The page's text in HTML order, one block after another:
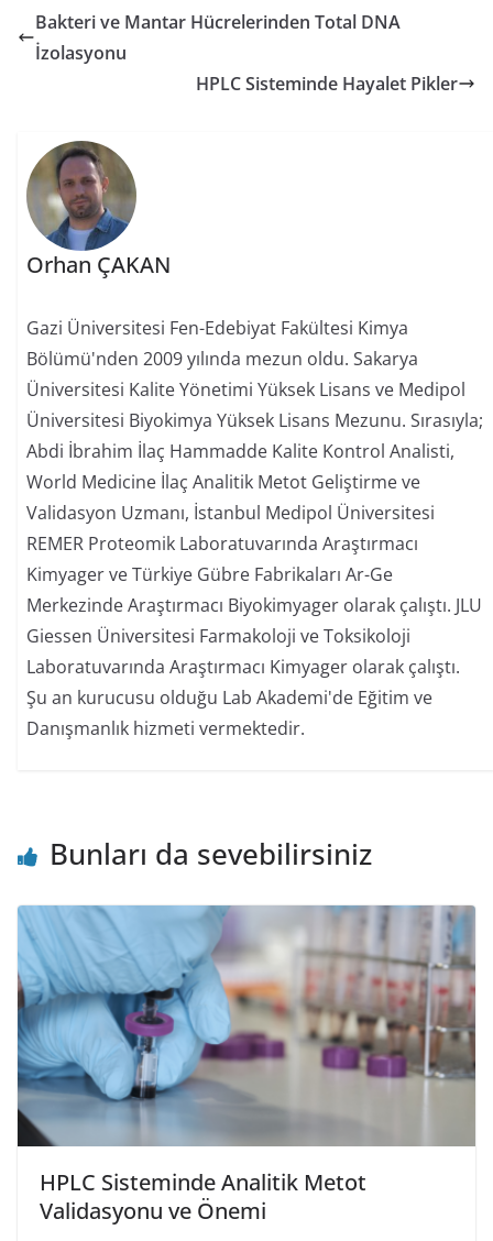
Bakteri ve Mantar Hücrelerinden Total DNA
İzolasyonu
HPLC Sisteminde Hayalet Pikler
Orhan ÇAKAN
Gazi Üniversitesi Fen-Edebiyat Fakültesi Kimya
Bölümü'nden 2009 yılında mezun oldu. Sakarya
Üniversitesi Kalite Yönetimi Yüksek Lisans ve Medipol
Üniversitesi Biyokimya Yüksek Lisans Mezunu. Sırasıyla;
Abdi İbrahim İlaç Hammadde Kalite Kontrol Analisti,
World Medicine İlaç Analitik Metot Geliştirme ve
Validasyon Uzmanı, İstanbul Medipol Üniversitesi
REMER Proteomik Laboratuvarında Araştırmacı
Kimyager ve Türkiye Gübre Fabrikaları Ar-Ge
Merkezinde Araştırmacı Biyokimyager olarak çalıştı. JLU
Giessen Üniversitesi Farmakoloji ve Toksikoloji
Laboratuvarında Araştırmacı Kimyager olarak çalıştı.
Şu an kurucusu olduğu Lab Akademi'de Eğitim ve
Danışmanlık hizmeti vermektedir.
Bunları da sevebilirsiniz
HPLC Sisteminde Analitik Metot
Validasyonu ve Önemi